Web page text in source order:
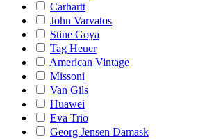
Carhartt
John Varvatos
Stine Goya
Tag Heuer
American Vintage
Missoni
Van Gils
Huawei
Eva Trio
Georg Jensen Damask